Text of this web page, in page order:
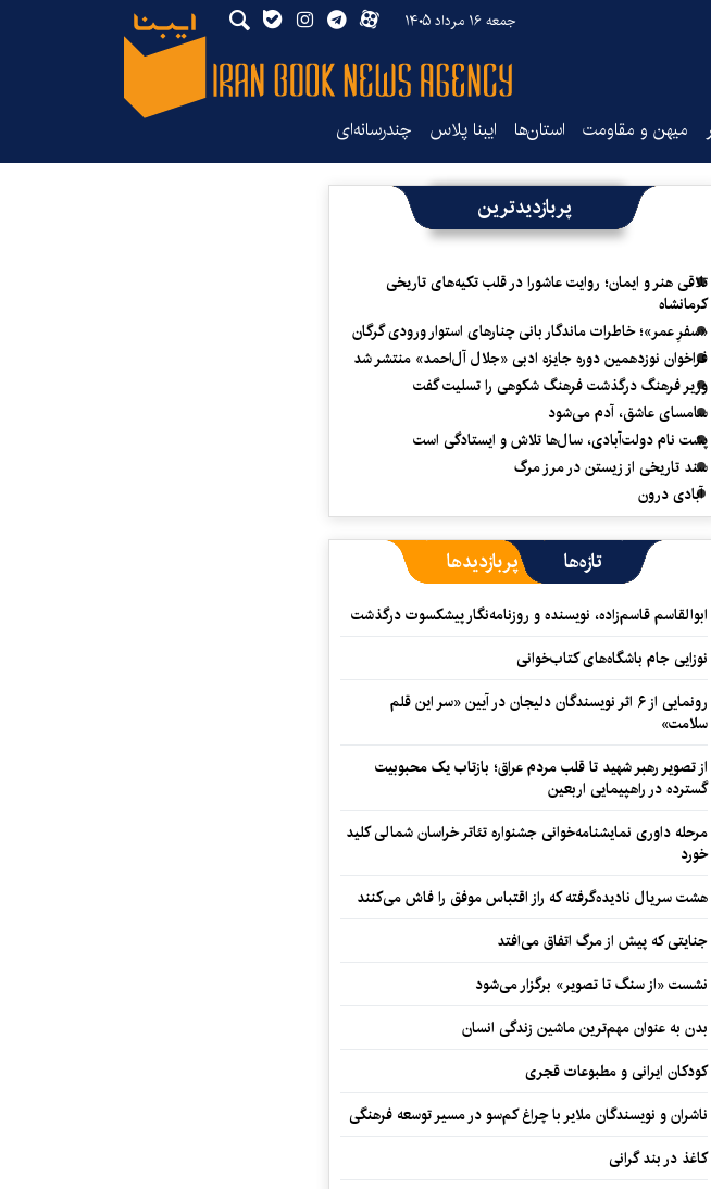
جمعه ۱۶ مرداد ۱۴۰۵
میهن و مقاومت استان‌ها ایبنا پلاس چندرسانه‌ای
پربازدیدترین
تلاقی هنر و ایمان؛ روایت عاشورا در قلب تکیه‌های تاریخی
کرمانشاه
«سفرِ عمر»؛ خاطرات ماندگار بانی چنارهای استوار ورودی گرگان
فراخوان نوزدهمین دوره جایزه ادبی «جلال آل‌احمد» منتشر شد
وزیر فرهنگ درگذشت فرهنگ شکوهی را تسلیت گفت
سامسای عاشق، آدم می‌شود
پشت نام دولت‌آبادی، سال‌ها تلاش و ایستادگی است
سند تاریخی از زیستن در مرز مرگ
آبادی درون
تازه‌ها پربازدیدها
ابوالقاسم قاسم‌زاده، نویسنده و روزنامه‌نگار پیشکسوت درگذشت
نوزایی جام باشگاه‌های کتاب‌خوانی
رونمایی از ۶ اثر نویسندگان دلیجان در آیین «سر این قلم
سلامت»
از تصویر رهبر شهید تا قلب مردم عراق؛ بازتاب یک محبوبیت
گسترده در راهپیمایی اربعین
مرحله داوری نمایشنامه‌خوانی جشنواره تئاتر خراسان شمالی کلید
خورد
هشت سریال نادیده‌گرفته که راز اقتباس موفق را فاش می‌کنند
جنایتی که پیش از مرگ اتفاق می‌افتد
نشست «از سنگ تا تصویر» برگزار می‌شود
بدن به عنوان مهم‌ترین ماشین زندگی انسان
کودکان ایرانی و مطبوعات قجری
ناشران و نویسندگان ملایر با چراغ کم‌سو در مسیر توسعه فرهنگی
کاغذ در بند گرانی